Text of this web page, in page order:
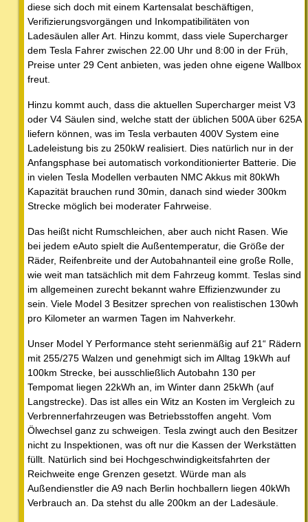
diese sich doch mit einem Kartensalat beschäftigen,
Verifizierungsvorgängen und Inkompatibilitäten von
Ladesäulen aller Art. Hinzu kommt, dass viele Supercharger
dem Tesla Fahrer zwischen 22.00 Uhr und 8:00 in der Früh,
Preise unter 29 Cent anbieten, was jeden ohne eigene Wallbox
freut.
Hinzu kommt auch, dass die aktuellen Supercharger meist V3
oder V4 Säulen sind, welche statt der üblichen 500A über 625A
liefern können, was im Tesla verbauten 400V System eine
Ladeleistung bis zu 250kW realisiert. Dies natürlich nur in der
Anfangsphase bei automatisch vorkonditionierter Batterie. Die
in vielen Tesla Modellen verbauten NMC Akkus mit 80kWh
Kapazität brauchen rund 30min, danach sind wieder 300km
Strecke möglich bei moderater Fahrweise.
Das heißt nicht Rumschleichen, aber auch nicht Rasen. Wie
bei jedem eAuto spielt die Außentemperatur, die Größe der
Räder, Reifenbreite und der Autobahnanteil eine große Rolle,
wie weit man tatsächlich mit dem Fahrzeug kommt. Teslas sind
im allgemeinen zurecht bekannt wahre Effizienzwunder zu
sein. Viele Model 3 Besitzer sprechen von realistischen 130wh
pro Kilometer an warmen Tagen im Nahverkehr.
Unser Model Y Performance steht serienmäßig auf 21“ Rädern
mit 255/275 Walzen und genehmigt sich im Alltag 19kWh auf
100km Strecke, bei ausschließlich Autobahn 130 per
Tempomat liegen 22kWh an, im Winter dann 25kWh (auf
Langstrecke). Das ist alles ein Witz an Kosten im Vergleich zu
Verbrennerfahrzeugen was Betriebsstoffen angeht. Vom
Ölwechsel ganz zu schweigen. Tesla zwingt auch den Besitzer
nicht zu Inspektionen, was oft nur die Kassen der Werkstätten
füllt. Natürlich sind bei Hochgeschwindigkeitsfahrten der
Reichweite enge Grenzen gesetzt. Würde man als
Außendienstler die A9 nach Berlin hochballern liegen 40kWh
Verbrauch an. Da stehst du alle 200km an der Ladesäule.